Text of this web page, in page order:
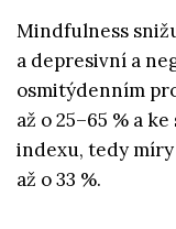
Mindfulness
a depresivní a
osmitýdenním
až o 25–65 % a
indexu, tedy
až o 33 %.